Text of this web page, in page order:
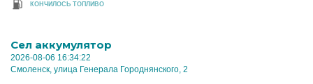
КОНЧИЛОСЬ ТОПЛИВО
Cел аккумулятор
2026-08-06 16:34:22
Смоленск, улица Генерала Городнянского, 2